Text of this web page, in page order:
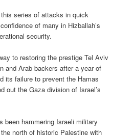
series of attacks in quick
of many in Hizballah’s
security.
to restoring the prestige Tel Aviv
and Arab backers after a year of
its failure to prevent the Hamas
out the Gaza division of Israel’s
been hammering Israeli military
north of historic Palestine with